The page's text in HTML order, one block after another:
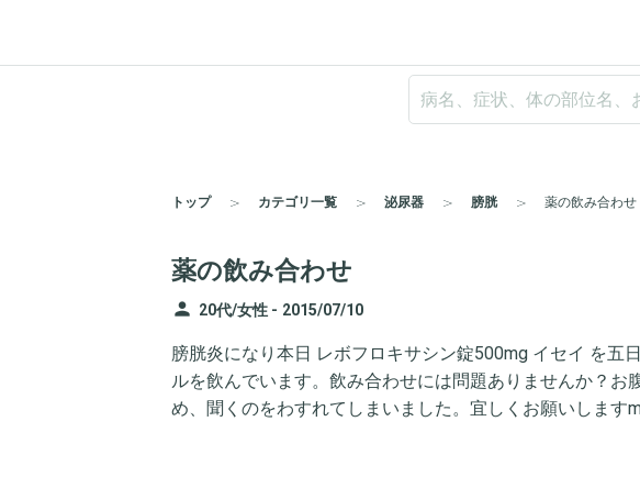
トップ カテゴリ一覧 泌尿器 膀胱 薬の飲み合わせ
薬の飲み合わせ
person 20代/女性 - 2015/07/10
膀胱炎になり本日 レボフロキサシン錠500mg イセイ を五
ルを飲んでいます。飲み合わせには問題ありませんか？お
め、聞くのをわすれてしまいました。宜しくお願いします